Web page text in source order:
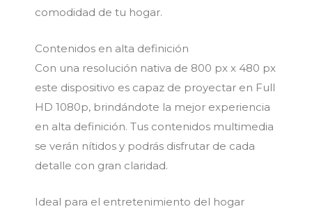
comodidad de tu hogar.
Contenidos en alta definición
Con una resolución nativa de 800 px x 480 px
este dispositivo es capaz de proyectar en Full
HD 1080p, brindándote la mejor experiencia
en alta definición. Tus contenidos multimedia
se verán nítidos y podrás disfrutar de cada
detalle con gran claridad.
Ideal para el entretenimiento del hogar